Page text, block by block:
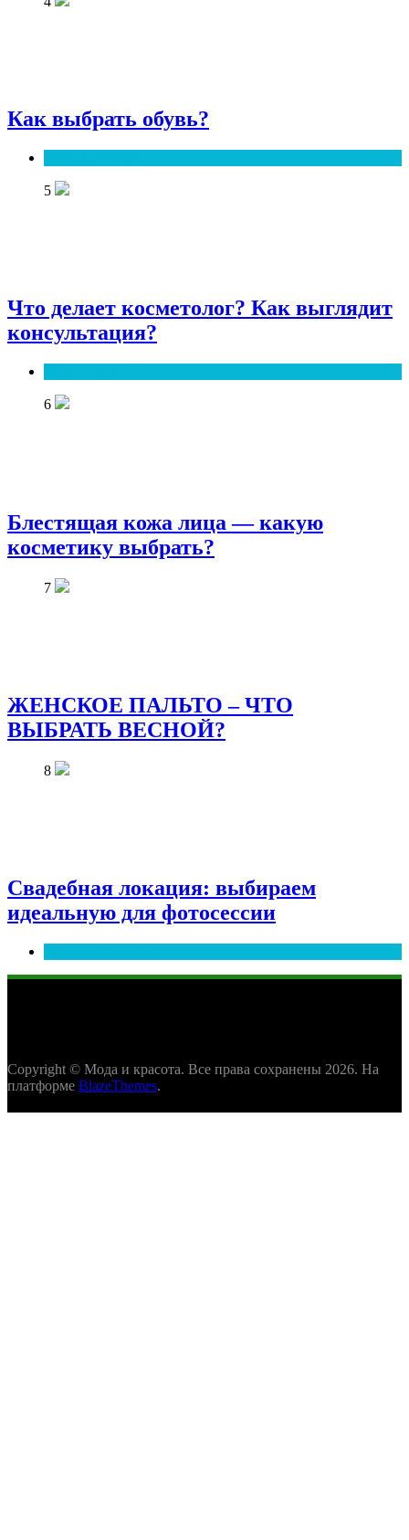
Как выбрать обувь?
5
Что делает косметолог? Как выглядит
консультация?
6
Блестящая кожа лица — какую
косметику выбрать?
7
ЖЕНСКОЕ ПАЛЬТО – ЧТО
ВЫБРАТЬ ВЕСНОЙ?
8
Свадебная локация: выбираем
идеальную для фотосессии
Copyright © Мода и красота. Все права сохранены 2026. На
платформе BlazeThemes.